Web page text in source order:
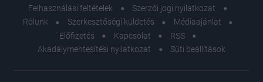
Felhasználási feltételek
Szerzői jogi nyilatkozat
Rólunk
Szerkesztőségi küldetés
Médiaajánlat
Előfizetés
Kapcsolat
RSS
Akadálymentesítési nyilatkozat
Süti beállítások